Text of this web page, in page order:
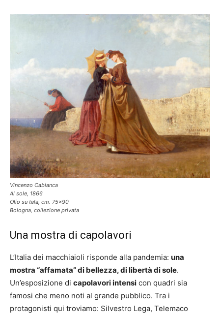
Vincenzo Cabianca
Al sole, 1866
Olio su tela, cm. 75×90
Bologna, collezione privata
Una mostra di capolavori
L’Italia dei macchiaioli risponde alla pandemia: una
mostra “affamata” di bellezza, di libertà di sole.
Un’esposizione di capolavori intensi con quadri sia
famosi che meno noti al grande pubblico. Tra i
protagonisti qui troviamo: Silvestro Lega, Telemaco